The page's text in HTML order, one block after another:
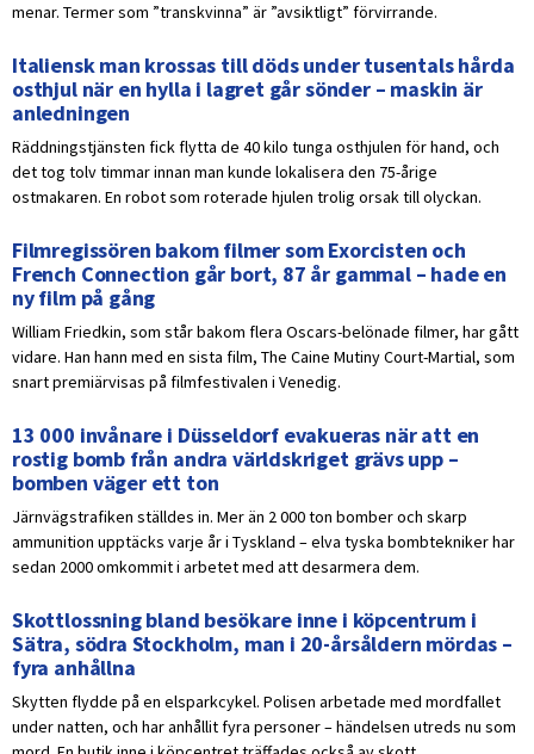
menar. Termer som ”transkvinna” är ”avsiktligt” förvirrande.
Italiensk man krossas till döds under tusentals hårda
osthjul när en hylla i lagret går sönder – maskin är
anledningen
Räddningstjänsten fick flytta de 40 kilo tunga osthjulen för hand, och
det tog tolv timmar innan man kunde lokalisera den 75-årige
ostmakaren. En robot som roterade hjulen trolig orsak till olyckan.
Filmregissören bakom filmer som Exorcisten och
French Connection går bort, 87 år gammal – hade en
ny film på gång
William Friedkin, som står bakom flera Oscars-belönade filmer, har gått
vidare. Han hann med en sista film, The Caine Mutiny Court-Martial, som
snart premiärvisas på filmfestivalen i Venedig.
13 000 invånare i Düsseldorf evakueras när att en
rostig bomb från andra världskriget grävs upp –
bomben väger ett ton
Järnvägstrafiken ställdes in. Mer än 2 000 ton bomber och skarp
ammunition upptäcks varje år i Tyskland – elva tyska bombtekniker har
sedan 2000 omkommit i arbetet med att desarmera dem.
Skottlossning bland besökare inne i köpcentrum i
Sätra, södra Stockholm, man i 20-årsåldern mördas –
fyra anhållna
Skytten flydde på en elsparkcykel. Polisen arbetade med mordfallet
under natten, och har anhållit fyra personer – händelsen utreds nu som